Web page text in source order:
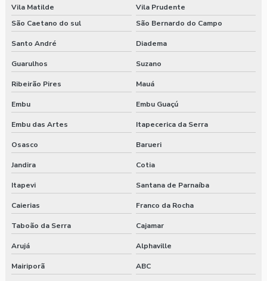
Vila Matilde
Vila Prudente
São Caetano do sul
São Bernardo do Campo
Santo André Diadema
Guarulhos Suzano
Ribeirão Pires Mauá
Embu Embu Guaçú
Embu das Artes Itapecerica da Serra
Osasco Barueri
Jandira Cotia
Itapevi Santana de Parnaíba
Caierias Franco da Rocha
Taboão da Serra Cajamar
Arujá Alphaville
Mairiporã ABC